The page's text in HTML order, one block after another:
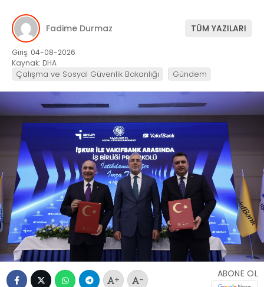
Fadime Durmaz TÜM YAZILARI
Giriş: 04-08-2026
Kaynak: DHA
Çalışma ve Sosyal Güvenlik Bakanlığı Gündem
+ -
ABONE OL